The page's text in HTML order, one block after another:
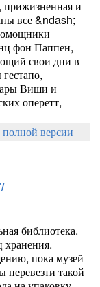
прижизненная и
все &ndash;
фон Паппен,
свои дни в
Виши и
оперетт,
полной версии
библиотека.
пока музей
перевезти такой